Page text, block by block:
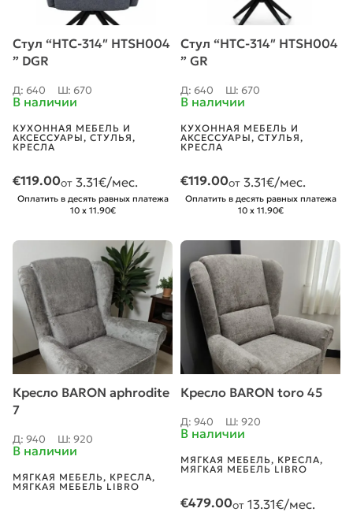
Стул “HTC-314″ HTSH004
” DGR
Д: 640 Ш: 670
В наличии
КУХОННАЯ МЕБЕЛЬ И
АКСЕССУАРЫ, СТУЛЬЯ,
КРЕСЛА
€119.00от 3.31€/мес.
Оплатить в десять равных платежа
10 x 11.90€
Стул “HTC-314″ HTSH004
” GR
Д: 640 Ш: 670
В наличии
КУХОННАЯ МЕБЕЛЬ И
АКСЕССУАРЫ, СТУЛЬЯ,
КРЕСЛА
€119.00от 3.31€/мес.
Оплатить в десять равных платежа
10 x 11.90€
Кресло BARON aphrodite
7
Д: 940 Ш: 920
В наличии
МЯГКАЯ МЕБЕЛЬ, КРЕСЛА,
МЯГКАЯ МЕБЕЛЬ LIBRO
Кресло BARON toro 45
Д: 940 Ш: 920
В наличии
МЯГКАЯ МЕБЕЛЬ, КРЕСЛА,
МЯГКАЯ МЕБЕЛЬ LIBRO
€479.00от 13.31€/мес.